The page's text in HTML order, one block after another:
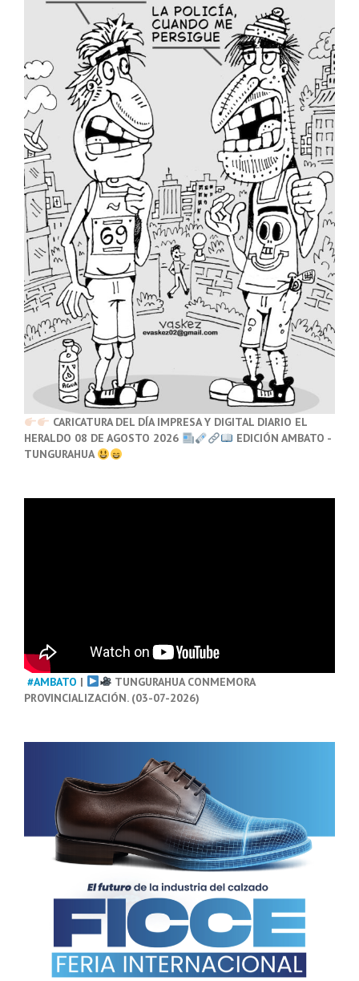
CARICATURA DEL DÍA IMPRESA Y DIGITAL DIARIO EL
HERALDO 08 DE AGOSTO 2026
EDICIÓN AMBATO -
TUNGURAHUA
#AMBATO |
TUNGURAHUA CONMEMORA
PROVINCIALIZACIÓN. (03-07-2026)